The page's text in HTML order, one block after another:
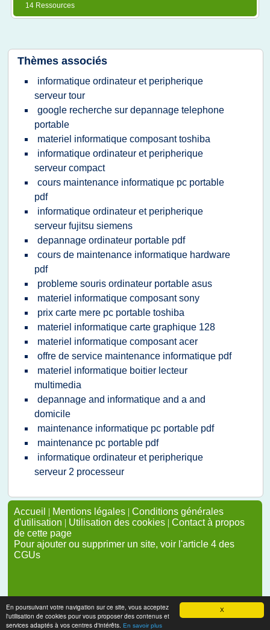
X
En poursuivant votre navigation sur ce site, vous acceptez
l'utilisation de cookies pour vous proposer des contenus et
services adaptés à vos centres d'intérêts. En savoir plus
14 Ressources
Thèmes associés
informatique ordinateur et peripherique
serveur tour
google recherche sur depannage telephone
portable
materiel informatique composant toshiba
informatique ordinateur et peripherique
serveur compact
cours maintenance informatique pc portable
pdf
informatique ordinateur et peripherique
serveur fujitsu siemens
depannage ordinateur portable pdf
cours de maintenance informatique hardware
pdf
probleme souris ordinateur portable asus
materiel informatique composant sony
prix carte mere pc portable toshiba
materiel informatique carte graphique 128
materiel informatique composant acer
offre de service maintenance informatique pdf
materiel informatique boitier lecteur
multimedia
depannage and informatique and a and
domicile
maintenance informatique pc portable pdf
maintenance pc portable pdf
informatique ordinateur et peripherique
serveur 2 processeur
Accueil | Mentions légales | Conditions générales
d'utilisation | Utilisation des cookies | Contact à propos
de cette page
Pour ajouter ou supprimer un site, voir l'article 4 des
CGUs